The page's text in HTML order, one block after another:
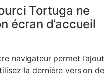
Tortuga ne
écran d’accueil
navigateur permet l’ajout
la dernière version de